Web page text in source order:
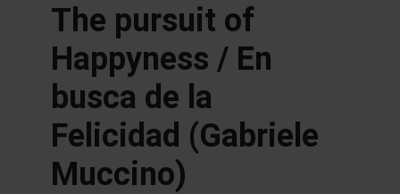
APRENDE MÁS
The pursuit of
Happyness / En
busca de la
Felicidad (Gabriele
Muccino)